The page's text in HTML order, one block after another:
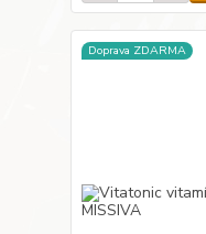
Doprava ZDARMA